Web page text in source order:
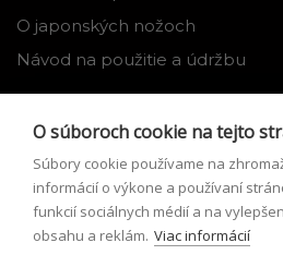
O japonských nožoch
Návod na použitie a údržbu
Môj profil
Zabudnuté heslo
O súboroch cookie na tejto
Súbory cookie používame na
informácií o výkone a používaní
funkcií sociálnych médií a na
obsahu a reklám. Viac informácií